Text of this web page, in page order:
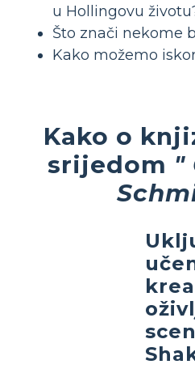
u Hollingovu
Što znači nekome
Kako možemo
Kako o
srijedom "